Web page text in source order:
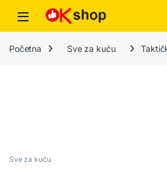
Početna Sve za kuću
Sve za kuću